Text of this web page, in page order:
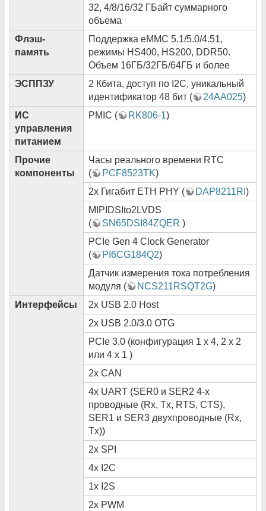
32, 4/8/16/32 ГБайт суммарного
объема
Флэш-
память
Поддержка eMMC 5.1/5.0/4.51,
режимы HS400, HS200, DDR50.
Объем 16ГБ/32ГБ/64ГБ и более
ЭСППЗУ
2 Кбита, доступ по I2C, уникальный
идентификатор 48 бит (
24AA025)
ИС
управления
питанием
PMIC ( RK806-1)
Прочие
компоненты
Часы реального времени RTC
(
PCF8523TK)
2x Гигабит ETH PHY (
DAP8211RI )
MIPIDSIto2LVDS
(
SN65DSI84ZQER )
PCIe Gen 4 Clock Generator
(
PI6CG184Q2)
Датчик измерения тока потребления
модуля (
NCS211RSQT2G)
Интерфейсы
2x USB 2.0 Host
2x USB 2.0/3.0 OTG
PCIe 3.0 (конфигурация 1 x 4, 2 x 2
или 4 х 1 )
2x CAN
4x UART (SER0 и SER2 4-x
проводные (Rx, Tx, RTS, CTS),
SER1 и SER3 двухпроводные (Rx,
Tx))
2x SPI
4x I2C
1x I2S
2x PWM